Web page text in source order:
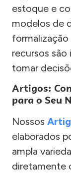
estoque e
modelos de
recursos são
tomar
Artigos:
para o Seu
Nossos
elaborados
ampla
diretamente